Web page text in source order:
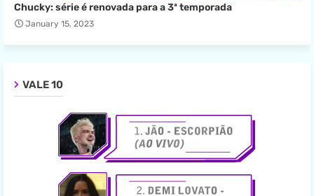
Chucky: série é renovada para a 3ª temporada
January 15, 2023
VALE 10